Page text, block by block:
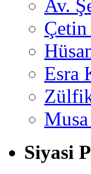
Av.
Çetin
Esra
Siyasi